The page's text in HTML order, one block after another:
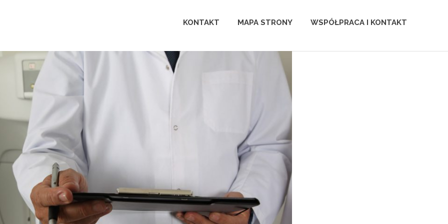
perfecta
KONTAKT MAPA STRONY WSPÓŁPRACA I KONTAKT